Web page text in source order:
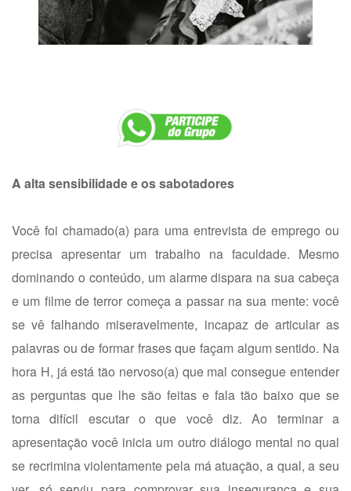
A alta sensibilidade e os sabotadores
Você foi chamado(a) para uma entrevista de emprego ou
precisa apresentar um trabalho na faculdade. Mesmo
dominando o conteúdo, um alarme dispara na sua cabeça
e um filme de terror começa a passar na sua mente: você
se vê falhando miseravelmente, incapaz de articular as
palavras ou de formar frases que façam algum sentido. Na
hora H, já está tão nervoso(a) que mal consegue entender
as perguntas que lhe são feitas e fala tão baixo que se
torna difícil escutar o que você diz. Ao terminar a
apresentação você inicia um outro diálogo mental no qual
se recrimina violentamente pela má atuação, a qual, a seu